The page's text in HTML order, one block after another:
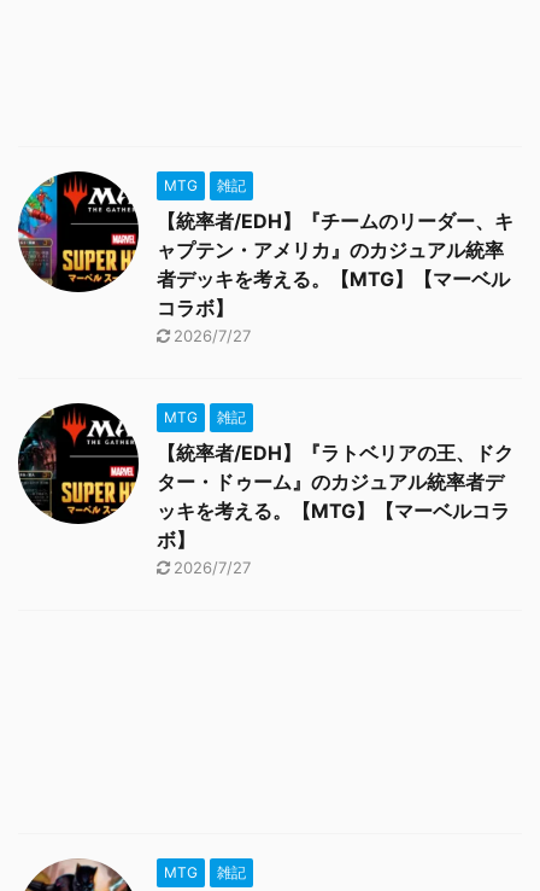
MTG 雑記
【統率者/EDH】『チームのリーダー、キ
ャプテン・アメリカ』のカジュアル統率
者デッキを考える。【MTG】【マーベル
コラボ】
2026/7/27
MTG 雑記
【統率者/EDH】『ラトベリアの王、ドク
ター・ドゥーム』のカジュアル統率者デ
ッキを考える。【MTG】【マーベルコラ
ボ】
2026/7/27
MTG 雑記